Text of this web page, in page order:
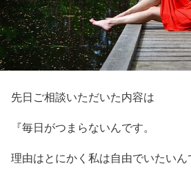
先日ご相談いただいた内容は
『毎日がつまらないんです。
理由はとにかく私は自由でいたいん